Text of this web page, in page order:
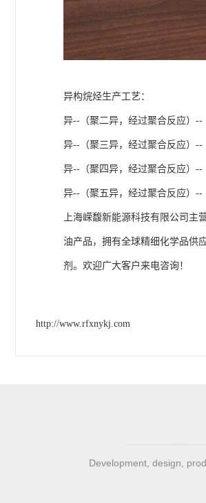
异构烷烃生产工艺：
异--（聚二异，经过聚合反应）
异--（聚三异，经过聚合反应）
异--（聚四异，经过聚合反应）
异--（聚五异，经过聚合反应）
上海嵘馥新能源科技有限公司主
油产品，拥有全球精细化学品供
剂。欢迎广大客户来电咨询！
http://www.rfxnykj.com
Development, design,